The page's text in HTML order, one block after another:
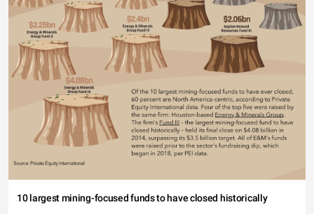
10 largest mining-focused funds to have closed historically